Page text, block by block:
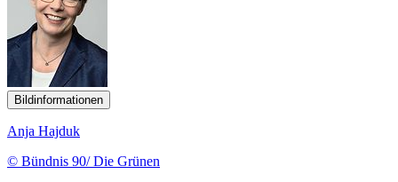
Bildinformationen
Anja Hajduk
© Bündnis 90/ Die Grünen